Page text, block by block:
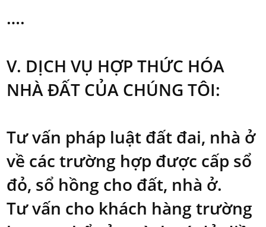
….
V. DỊCH VỤ HỢP THỨC HÓA
NHÀ ĐẤT CỦA CHÚNG TÔI:
Tư vấn pháp luật đất đai, nhà ở
về các trường hợp được cấp sổ
đỏ, sổ hồng cho đất, nhà ở.
Tư vấn cho khách hàng trường